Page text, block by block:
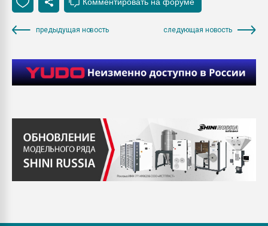
предыдущая новость следующая новость